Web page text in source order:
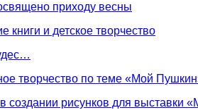
приходу весны
книги и детское творчество
творчество по теме «Мой
создании рисунков для выставки